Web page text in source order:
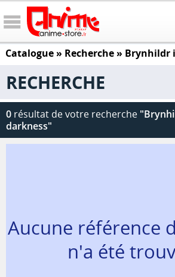
Catalogue» Recherche » Brynhildr
RECHERCHE
0 résultat de votre recherche
darkness"
Aucune référence
n'a été